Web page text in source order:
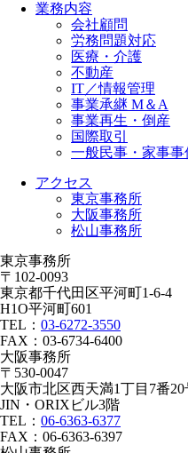
業務内容
会社顧問
労務問題対応
医療・介護
不動産
IT／情報管理
事業承継 M＆A
事業再生・倒産
国際取引
一般民事・家事事
アクセス
東京事務所
大阪事務所
松山事務所
東京事務所
〒102-0093
東京都千代田区平河町1-6-4
H1O平河町601
TEL： 03-6272-3550
FAX：03-6734-6400
大阪事務所
〒530-0047
大阪市北区西天満1丁目7番20
JIN・ORIXビル3階
TEL： 06-6363-6377
FAX：06-6363-6397